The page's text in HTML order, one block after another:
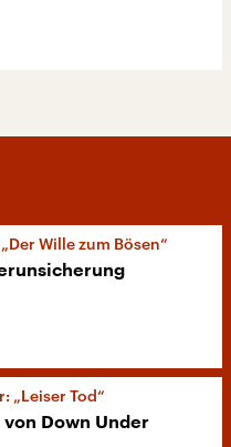
Wille zum Bösen“
„Leiser Tod“
von Down Under